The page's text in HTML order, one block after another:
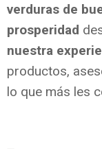
verduras de
prosperidad
nuestra
productos,
lo que más les